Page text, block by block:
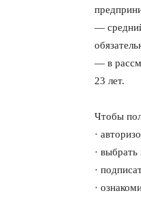
—
— в
23 лет.
Чтобы
·
·
·
·